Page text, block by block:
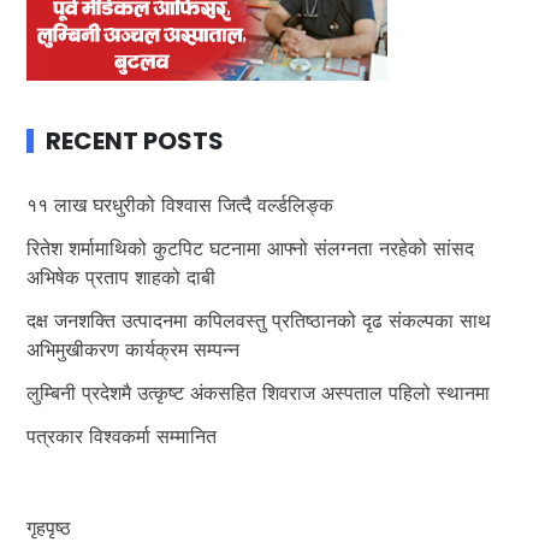
RECENT POSTS
११ लाख घरधुरीको विश्वास जित्दै वर्ल्डलिङ्क
रितेश शर्मामाथिको कुटपिट घटनामा आफ्नो संलग्नता नरहेको सांसद
अभिषेक प्रताप शाहको दाबी
दक्ष जनशक्ति उत्पादनमा कपिलवस्तु प्रतिष्ठानको दृढ संकल्पका साथ
अभिमुखीकरण कार्यक्रम सम्पन्न
लुम्बिनी प्रदेशमै उत्कृष्ट अंकसहित शिवराज अस्पताल पहिलो स्थानमा
पत्रकार विश्वकर्मा सम्मानित
गृहपृष्ठ